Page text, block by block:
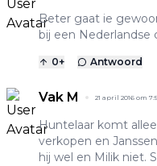
Beter gaat ie
bij een Nederlandse
0+ Antwoord
Vak M 21 april 2016 om
Huntelaar komt
verkopen en
hij wel en Milik niet.